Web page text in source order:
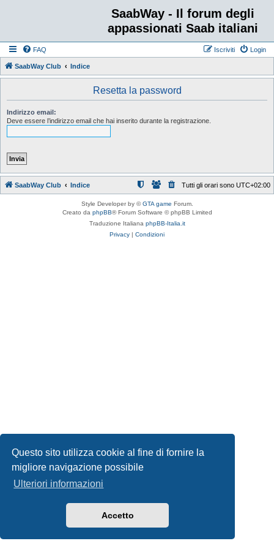
Questo sito utilizza cookie al fine di fornire la
migliore navigazione possibile
Ulteriori informazioni
Accetto
SaabWay - Il forum degli
appassionati Saab italiani
FAQ Login
Iscriviti
SaabWay Club Indice
Resetta la password
Indirizzo email:
Deve essere l’indirizzo email che hai inserito durante la registrazione.
SaabWay Club Indice Tutti gli orari sono UTC+02:00
Style Developer by ©GTA game Forum.
Creato da phpBB® Forum Software © phpBB Limited
Traduzione Italiana phpBB-Italia.it
Privacy | Condizioni